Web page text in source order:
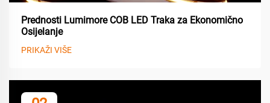
Prednosti Lumimore COB LED Traka za Ekonomično
Osijelanje
PRIKAŽI VIŠE